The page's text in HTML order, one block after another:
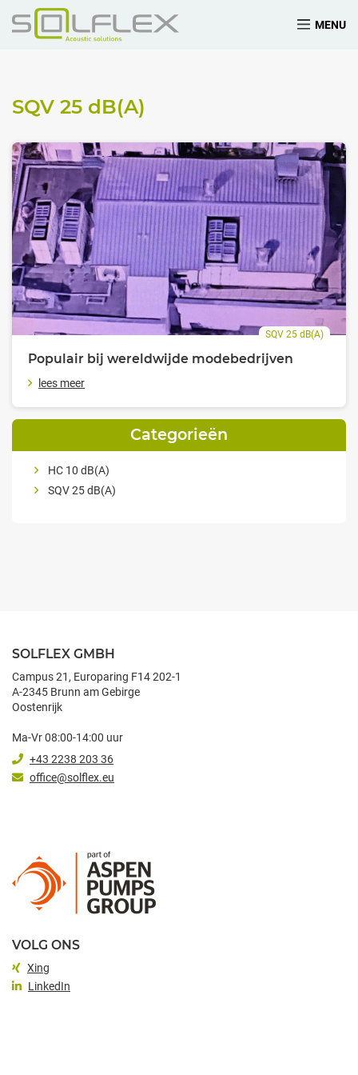
MENU
SQV 25 dB(A)
SQV 25 dB(A)
Populair bij wereldwijde modebedrijven
lees meer
Categorieën
HC 10 dB(A)
SQV 25 dB(A)
SOLFLEX GMBH
Campus 21, Europaring F14 202-1
A-2345 Brunn am Gebirge
Oostenrijk
Ma-Vr 08:00-14:00 uur
+43 2238 203 36
office@solflex.eu
VOLG ONS
Xing
LinkedIn